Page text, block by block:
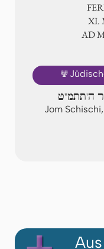
Ⅺ.
AD
🕎
ה'תתמ"ט
Jom